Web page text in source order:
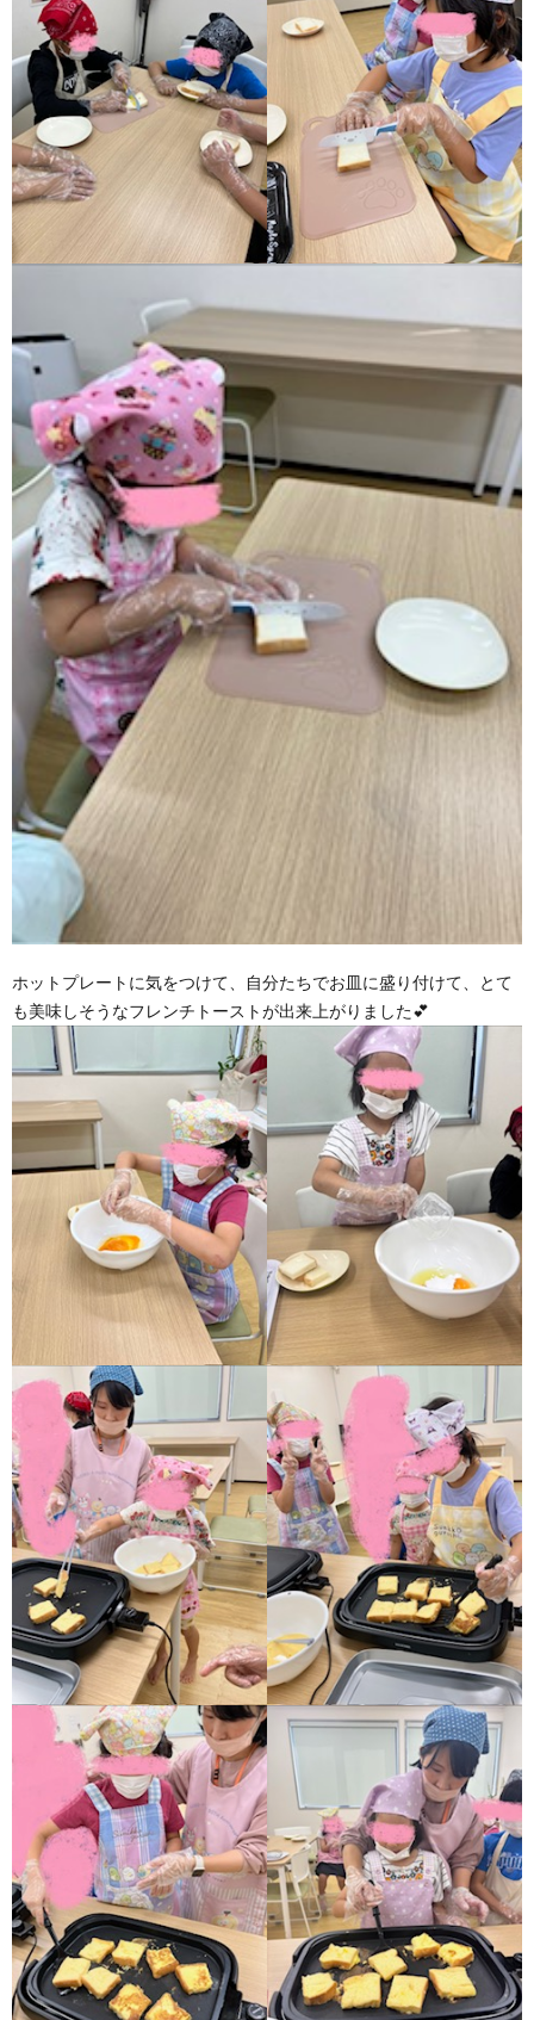
ホットプレートに気をつけて、自分たちでお皿に盛り付けて、とて
も美味しそうなフレンチトーストが出来上がりました💕